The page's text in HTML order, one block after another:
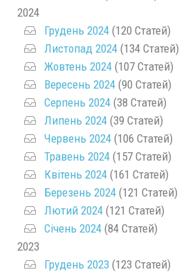
2024
Грудень 2024 (120 Статей)
Листопад 2024 (134 Статей)
Жовтень 2024 (107 Статей)
Вересень 2024 (90 Статей)
Серпень 2024 (38 Статей)
Липень 2024 (39 Статей)
Червень 2024 (106 Статей)
Травень 2024 (157 Статей)
Квітень 2024 (161 Статей)
Березень 2024 (121 Статей)
Лютий 2024 (121 Статей)
Січень 2024 (84 Статей)
2023
Грудень 2023 (123 Статей)